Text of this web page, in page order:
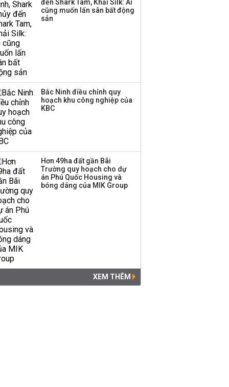
Thị trường thường
đến Shark Tam, Khải Silk: Ai
cũng muốn lấn sân bất động
sản
Bắc Ninh điều chỉnh quy
hoạch khu công nghiệp của
KBC
Hơn 49ha đất gần Bãi
Trường quy hoạch cho dự
án Phú Quốc Housing và
bóng dáng của MIK Group
XEM THÊM